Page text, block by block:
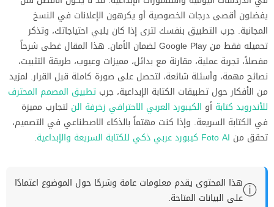
يفضلون أقصى درجات الخصوصية أو يكرهون الإعلانات في النسخ
المجانية. جرب التطبيق بنفسك لترى إذا كان يلبي احتياجاتك، وتذكر
تحميله فقط من Google Play لضمان الأمان. هذا المقال غطى شرحاً
مفصلاً، تجربة عملية، مقارنة مع بدائل، مميزات وعيوب، طريقة التثبيت،
نصائح مهمة، وأسئلة شائعة، لتحصل على صورة كاملة قبل القرار. لمزيد
من الأفكار حول تطبيقات الكتابة الإبداعية، جرب تطبيق المصمم المحترف
للأندرويد كتابة أو الكيبورد العربي الاحترافي زخرفة الن لتجارب مميزة
في الكتابة السريعة. وإذا كنت مهتماً بالذكاء الاصطناعي في التصميم،
تحقق من Foto AI كيبورد عربي ذكي للكتابة السريعة والإبداعية .
ⓘهذا المحتوى يقدم معلومات عامة وشرحًا حول الموضوع اعتمادًا
على البيانات المتاحة.